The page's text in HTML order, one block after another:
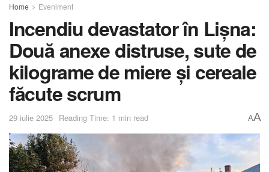
Home Eveniment
Incendiu devastator în Lișna:
Două anexe distruse, sute de
kilograme de miere și cereale
făcute scrum
29 iulie 2025 Reading Time: 1 min read AA